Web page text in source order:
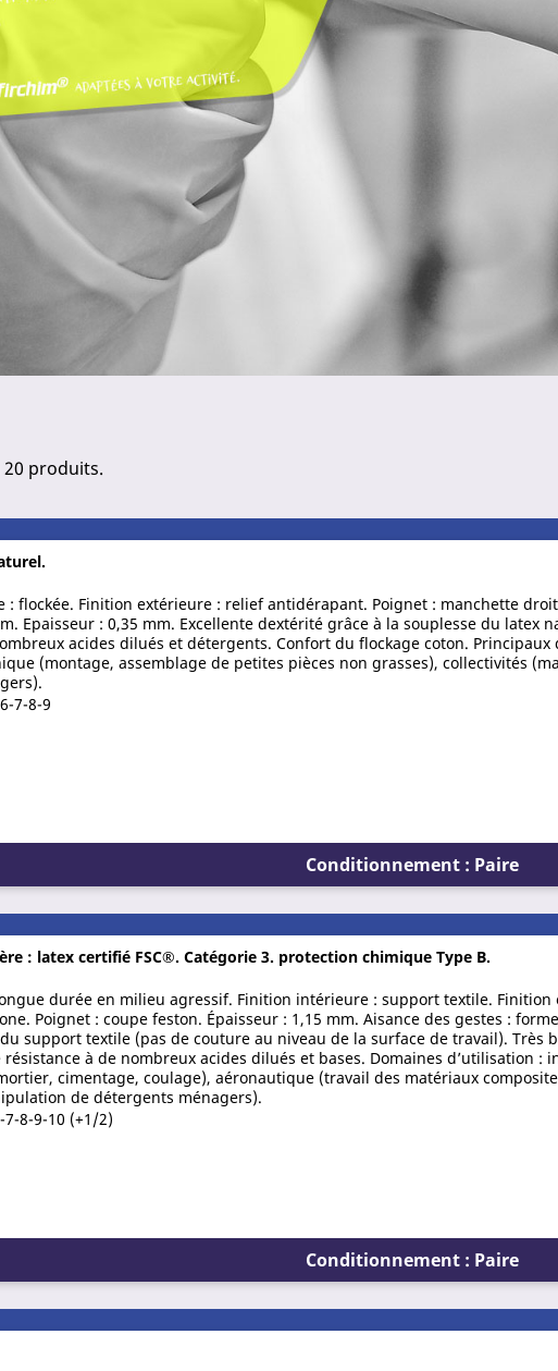
20 produits.
: flockée. Finition extérieure : relief antidérapant. Poignet : manchette
Epaisseur : 0,35 mm. Excellente dextérité grâce à la souplesse du latex
acides dilués et détergents. Confort du flockage coton. Principaux
(montage, assemblage de petites pièces non grasses), collectivités
7-8-9
Conditionnement : Paire
: latex certifié FSC®. Catégorie 3. protection chimique Type B.
durée en milieu agressif. Finition intérieure : support textile. Finition
Poignet : coupe feston. Épaisseur : 1,15 mm. Aisance des gestes :
support textile (pas de couture au niveau de la surface de travail). Très
à de nombreux acides dilués et bases. Domaines d’utilisation :
cimentage, coulage), aéronautique (travail des matériaux
de détergents ménagers).
8-9-10 (+1/2)
Conditionnement : Paire